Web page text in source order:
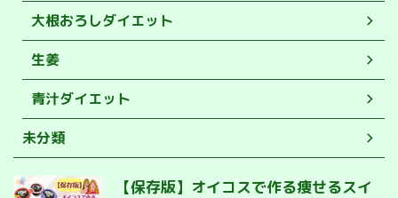
大根おろしダイエット
生姜
青汁ダイエット
未分類
【保存版】オイコスで作る痩せるスイ